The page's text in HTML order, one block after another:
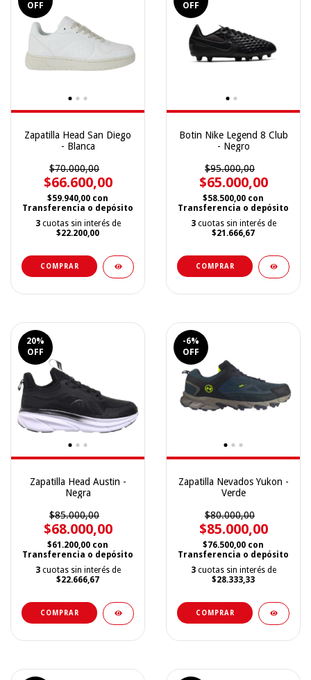
OFF
Zapatilla Head San Diego
- Blanca
$70.000,00
$66.600,00
$59.940,00 con
Transferencia o depósito
3 cuotas sin interés de
$22.200,00
COMPRAR
OFF
Botin Nike Legend 8 Club
- Negro
$95.000,00
$65.000,00
$58.500,00 con
Transferencia o depósito
3 cuotas sin interés de
$21.666,67
COMPRAR
20%
OFF
Zapatilla Head Austin -
Negra
$85.000,00
$68.000,00
$61.200,00 con
Transferencia o depósito
3 cuotas sin interés de
$22.666,67
COMPRAR
-6%
OFF
Zapatilla Nevados Yukon -
Verde
$80.000,00
$85.000,00
$76.500,00 con
Transferencia o depósito
3 cuotas sin interés de
$28.333,33
COMPRAR